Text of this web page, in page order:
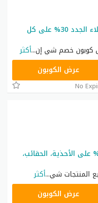
أحدث كود خصم موقع شي ان للعملاء الجدد 30% على كل
كوبون خصم شي إن...أكثر
عرض الكوبون
No
ترويجي شي ان 2026 لخصم 25% على الأحذية، الحقائب،
...أكثر
عرض الكوبون